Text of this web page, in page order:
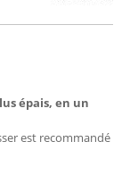
épais, en un
est recommandé